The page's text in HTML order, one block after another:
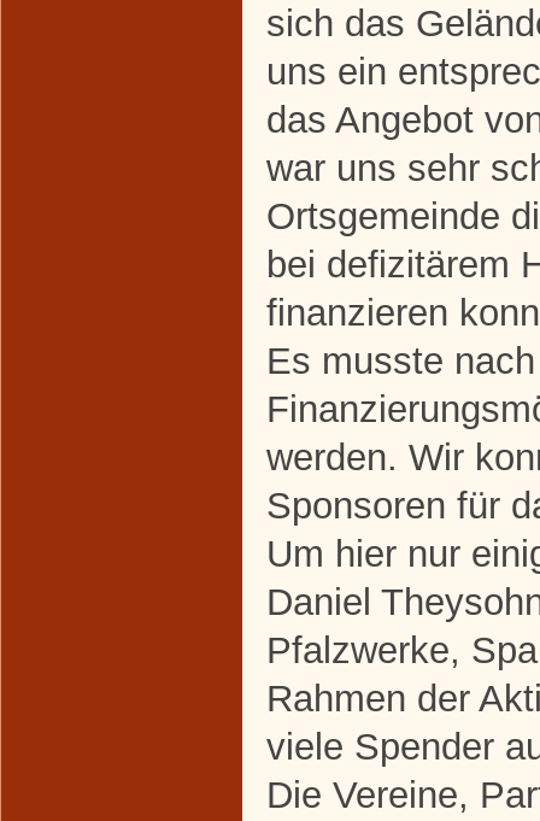
sich das
uns ein
das Angebot
war uns sehr
Ortsgemeinde
bei defizitärem
finanzieren
Es musste
werden. Wir
Sponsoren für
Um hier nur
Daniel
Pfalzwerke,
Rahmen der
viele Spender
Die Vereine,